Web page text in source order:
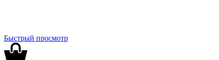
Быстрый просмотр